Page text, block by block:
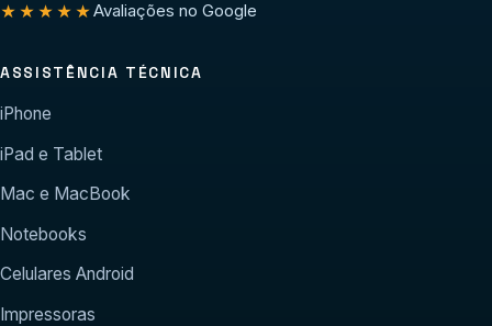
★★★★★Avaliações no Google
ASSISTÊNCIA TÉCNICA
iPhone
iPad e Tablet
Mac e MacBook
Notebooks
Celulares Android
Impressoras